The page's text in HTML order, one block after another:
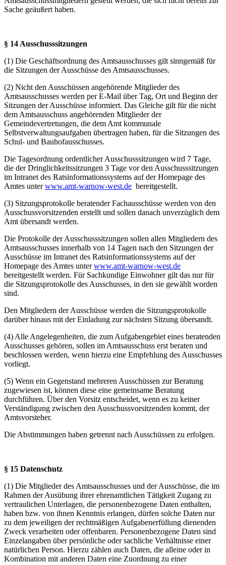
Sache geäußert haben.
§ 14 Ausschusssitzungen
(1) Die Geschäftsordnung des Amtsausschusses gilt sinngemäß für
die Sitzungen der Ausschüsse des Amtsausschusses.
(2) Nicht den Ausschüssen angehörende Mitglieder des
Amtsausschusses werden per E-Mail über Tag, Ort und Beginn der
Sitzungen der Ausschüsse informiert. Das Gleiche gilt für die nicht
dem Amtsausschuss angehörenden Mitglieder der
Gemeindevertretungen, die dem Amt kommunale
Selbstverwaltungsaufgaben übertragen haben, für die Sitzungen des
Schul- und Bauhofausschusses.
Die Tagesordnung ordentlicher Ausschusssitzungen wird 7 Tage,
die der Dringlichkeitssitzungen 3 Tage vor den Ausschusssitzungen
im Intranet des Ratsinformationssystems auf der Homepage des
Amtes unterwww.amt-warnow-west.de bereitgestellt.
(3) Sitzungsprotokolle beratender Fachausschüsse werden von den
Ausschussvorsitzenden erstellt und sollen danach unverzüglich dem
Amt übersandt werden.
Die Protokolle der Ausschusssitzungen sollen allen Mitgliedern des
Amtsausschusses innerhalb von 14 Tagen nach den Sitzungen der
Ausschüsse im Intranet des Ratsinformationssystems auf der
Homepage des Amtes unterwww.amt-warnow-west.de
bereitgestellt werden. Für Sachkundige Einwohner gilt das nur für
die Sitzungsprotokolle des Ausschusses, in den sie gewählt worden
sind.
Den Mitgliedern der Ausschüsse werden die Sitzungsprotokolle
darüber hinaus mit der Einladung zur nächsten Sitzung übersandt.
(4) Alle Angelegenheiten, die zum Aufgabengebiet eines beratenden
Ausschusses gehören, sollen im Amtsausschuss erst beraten und
beschlossen werden, wenn hierzu eine Empfehlung des Ausschusses
vorliegt.
(5) Wenn ein Gegenstand mehreren Ausschüssen zur Beratung
zugewiesen ist, können diese eine gemeinsame Beratung
durchführen. Über den Vorsitz entscheidet, wenn es zu keiner
Verständigung zwischen den Ausschussvorsitzenden kommt, der
Amtsvorsteher.
Die Abstimmungen haben getrennt nach Ausschüssen zu erfolgen.
§ 15 Datenschutz
(1) Die Mitglieder des Amtsausschusses und der Ausschüsse, die im
Rahmen der Ausübung ihrer ehrenamtlichen Tätigkeit Zugang zu
vertraulichen Unterlagen, die personenbezogene Daten enthalten,
haben bzw. von ihnen Kenntnis erlangen, dürfen solche Daten nur
zu dem jeweiligen der rechtmäßigen Aufgabenerfüllung dienenden
Zweck verarbeiten oder offenbaren. Personenbezogene Daten sind
Einzelangaben über persönliche oder sachliche Verhältnisse einer
natürlichen Person. Hierzu zählen auch Daten, die alleine oder in
Kombination mit anderen Daten eine Zuordnung zu einer